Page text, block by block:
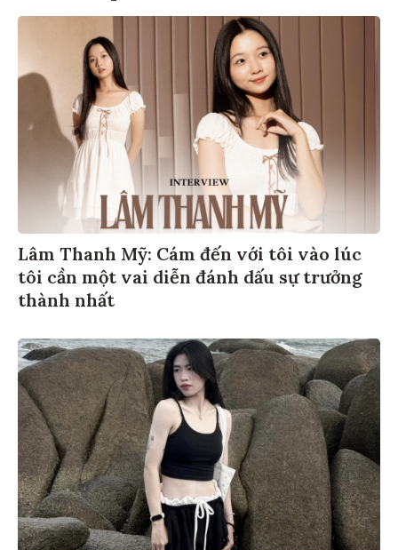
Lâm Thanh Mỹ: Cám đến với tôi vào lúc
tôi cần một vai diễn đánh dấu sự trưởng
thành nhất